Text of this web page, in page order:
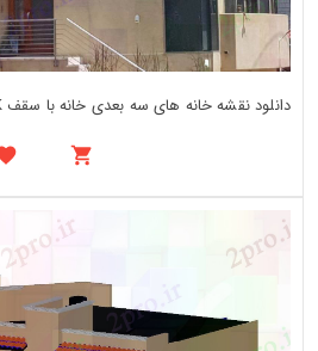
دانلود نقشه خانه های سه بعدی خانه با سقف K دهانه (کد81939)